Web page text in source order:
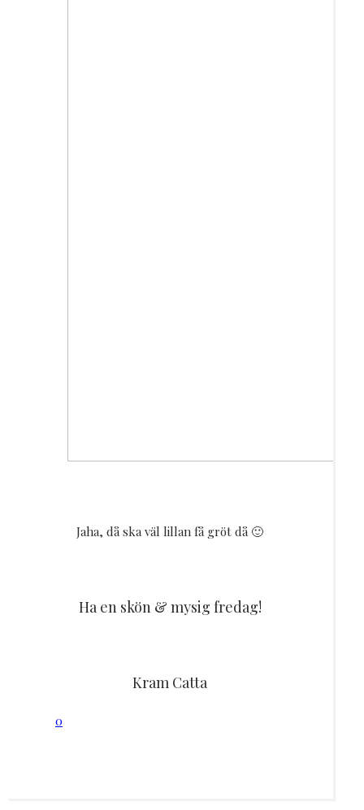
Jaha, då ska väl lillan få gröt då 🙂
Ha en skön & mysig fredag!
Kram Catta
0